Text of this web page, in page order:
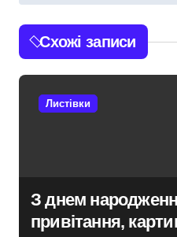
в
і
г
я
Схожі записи
Листівки
З днем
привітання,